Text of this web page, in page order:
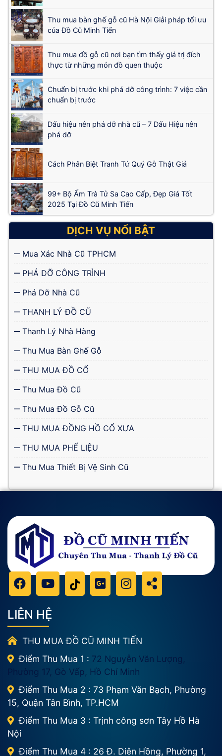
Thu mua bàn ghế gỗ cũ Hà Nội Giải pháp tối ưu
của Đồ Cũ Minh Tiến
Thu mua đồ gỗ cũ nơi bạn tìm thấy giá trị đích
thực từ những món đồ quen thuộc
Chuẩn bị trước khi phá dỡ công trình: 7 việc cần
chuẩn bị trước
Dấu hiệu nên phá dỡ nhà cũ – 7 Dấu Hiệu nên
phá dỡ
Cách Phân Biệt Tranh Tứ Quý Gỗ Thật Giả
99+ Bộ Ấm Trà Tử Sa Cao Cấp, Đẹp Giá Tốt
2025 Tại Đồ Cũ Minh Tiến
DỊCH VỤ NỔI BẬT
Mua Xác Nhà Cũ TPHCM
PHÁ DỠ CÔNG TRÌNH
Phá Dỡ Nhà Cũ
THANH LÝ ĐỒ CŨ
Thanh Lý Nhà Hàng
Thu Mua Bàn Ghế Gỗ
THU MUA ĐỒ CỔ
Thu Mua Đồ Cũ
Thu Mua Đồ Gỗ Cũ
THU MUA ĐỒNG HỒ CỔ XƯA
THU MUA PHẾ LIỆU
Thu Mua Thiết Bị Vệ Sinh Cũ
LIÊN HỆ
THU MUA ĐỒ CŨ MINH TIẾN
Điểm Thu Mua 1 : 72 Nguyễn Văn Lượng,
Phường 17, Gò Vấp, Hồ Chí Minh
Điểm Thu Mua 2 : 73 Phạm Văn Bạch, Phường
15, Quận Tân Bình, TP.HCM
Điểm Thu Mua 3 : Trịnh công sơn Tây Hồ Hà
Nội
Điểm Thu Mua 4 : 26 Đ. Diên Hồng, Phường 1,